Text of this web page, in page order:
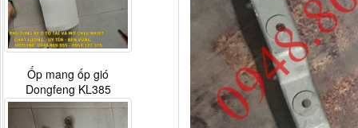
Ốp mang ốp gió
Dongfeng KL385